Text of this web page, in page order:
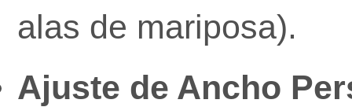
alas de mariposa).
Ajuste de Ancho